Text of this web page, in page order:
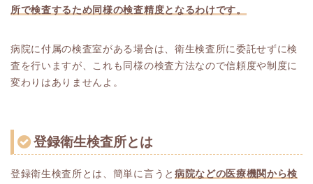
所で検査するため同様の検査精度となるわけです。
病院に付属の検査室がある場合は、衛生検査所に委託せずに検
査を行いますが、これも同様の検査方法なので信頼度や制度に
変わりはありませんよ。
登録衛生検査所とは
登録衛生検査所とは、簡単に言うと 病院などの医療機関から検